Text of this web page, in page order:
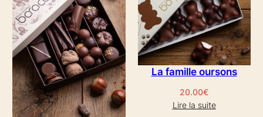
La famille oursons
20.00€
Lire la suite